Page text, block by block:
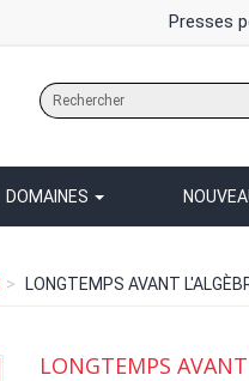
Presses
DOMAINES
LONGTEMPS AVANT
LONGTEMPS